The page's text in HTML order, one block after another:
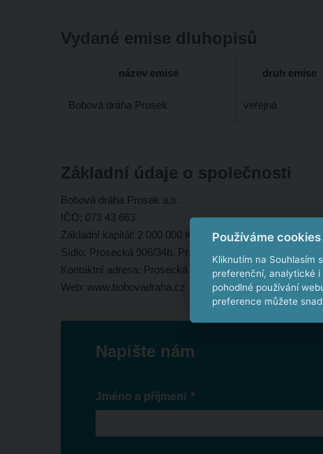
Vydané emise dluhopisů
název emise druh emise
Bobová dráha Prosek veřejná
Základní údaje o společnosti
Bobová dráha Prosek a.s.
IČO: 073 43 663
Základní kapitál: 2 000 000 Kč
Sídlo: Prosecká 906/34b, Praha 9
Kontaktní adresa: Prosecká 34b, 190 00 Praha 9
Web: www.bobovadraha.cz
Napište nám
Jméno a příjmení *
Používáme cookies
Kliknutím na Souhlasím
preferenční, analytické
pohodlné používání
preference můžete